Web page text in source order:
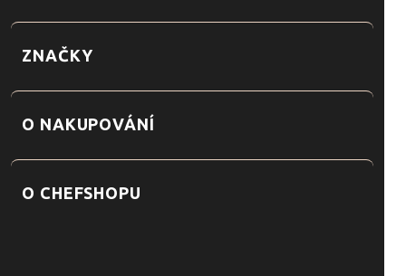
ZNAČKY
O NAKUPOVÁNÍ
O CHEFSHOPU